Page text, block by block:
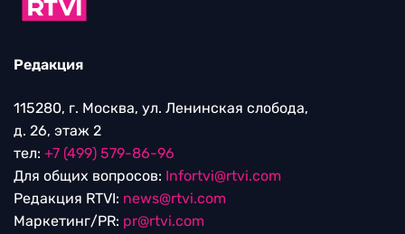
Редакция
115280, г. Москва, ул. Ленинская слобода,
д. 26, этаж 2
тел: +7 (499) 579-86-96
Для общих вопросов: Infortvi@rtvi.com
Редакция RTVI: news@rtvi.com
Маркетинг/PR: pr@rtvi.com